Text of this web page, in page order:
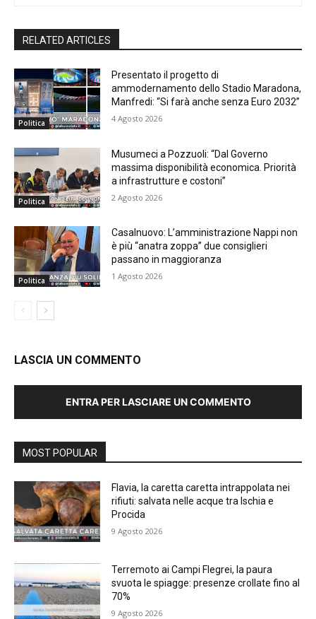
RELATED ARTICLES
Politica
Presentato il progetto di
ammodernamento dello Stadio Maradona,
Manfredi: “Si farà anche senza Euro 2032”
4 Agosto 2026
Politica
Musumeci a Pozzuoli: “Dal Governo
massima disponibilità economica. Priorità
a infrastrutture e costoni”
2 Agosto 2026
Politica
Casalnuovo: L’amministrazione Nappi non
è più “anatra zoppa” due consiglieri
passano in maggioranza
1 Agosto 2026
LASCIA UN COMMENTO
ENTRA PER LASCIARE UN COMMENTO
MOST POPULAR
Flavia, la caretta caretta intrappolata nei
rifiuti: salvata nelle acque tra Ischia e
Procida
9 Agosto 2026
Terremoto ai Campi Flegrei, la paura
svuota le spiagge: presenze crollate fino al
70%
9 Agosto 2026